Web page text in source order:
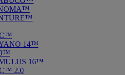
14™
16™
2.0